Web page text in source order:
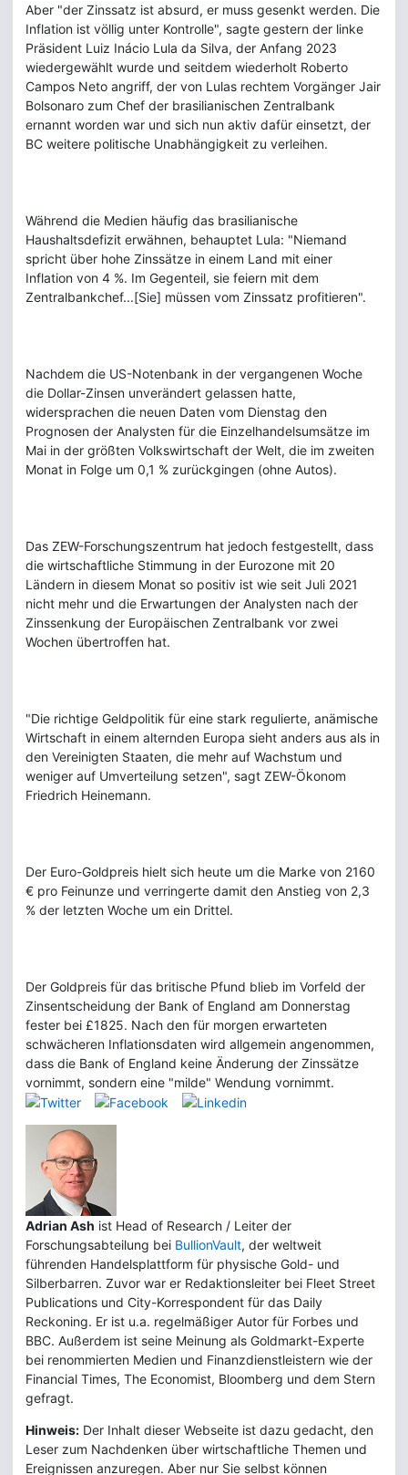
Aber "der Zinssatz ist absurd, er muss gesenkt werden. Die
Inflation ist völlig unter Kontrolle", sagte gestern der linke
Präsident Luiz Inácio Lula da Silva, der Anfang 2023
wiedergewählt wurde und seitdem wiederholt Roberto
Campos Neto angriff, der von Lulas rechtem Vorgänger Jair
Bolsonaro zum Chef der brasilianischen Zentralbank
ernannt worden war und sich nun aktiv dafür einsetzt, der
BC weitere politische Unabhängigkeit zu verleihen.
Während die Medien häufig das brasilianische
Haushaltsdefizit erwähnen, behauptet Lula: "Niemand
spricht über hohe Zinssätze in einem Land mit einer
Inflation von 4 %. Im Gegenteil, sie feiern mit dem
Zentralbankchef...[Sie] müssen vom Zinssatz profitieren".
Nachdem die US-Notenbank in der vergangenen Woche
die Dollar-Zinsen unverändert gelassen hatte,
widersprachen die neuen Daten vom Dienstag den
Prognosen der Analysten für die Einzelhandelsumsätze im
Mai in der größten Volkswirtschaft der Welt, die im zweiten
Monat in Folge um 0,1 % zurückgingen (ohne Autos).
Das ZEW-Forschungszentrum hat jedoch festgestellt, dass
die wirtschaftliche Stimmung in der Eurozone mit 20
Ländern in diesem Monat so positiv ist wie seit Juli 2021
nicht mehr und die Erwartungen der Analysten nach der
Zinssenkung der Europäischen Zentralbank vor zwei
Wochen übertroffen hat.
"Die richtige Geldpolitik für eine stark regulierte, anämische
Wirtschaft in einem alternden Europa sieht anders aus als in
den Vereinigten Staaten, die mehr auf Wachstum und
weniger auf Umverteilung setzen", sagt ZEW-Ökonom
Friedrich Heinemann.
Der Euro-Goldpreis hielt sich heute um die Marke von 2160
€ pro Feinunze und verringerte damit den Anstieg von 2,3
% der letzten Woche um ein Drittel.
Der Goldpreis für das britische Pfund blieb im Vorfeld der
Zinsentscheidung der Bank of England am Donnerstag
fester bei £1825. Nach den für morgen erwarteten
schwächeren Inflationsdaten wird allgemein angenommen,
dass die Bank of England keine Änderung der Zinssätze
vornimmt, sondern eine "milde" Wendung vornimmt.
Adrian Ash ist Head of Research / Leiter der
Forschungsabteilung bei BullionVault, der weltweit
führenden Handelsplattform für physische Gold- und
Silberbarren. Zuvor war er Redaktionsleiter bei Fleet Street
Publications und City-Korrespondent für das Daily
Reckoning. Er ist u.a. regelmäßiger Autor für Forbes und
BBC. Außerdem ist seine Meinung als Goldmarkt-Experte
bei renommierten Medien und Finanzdienstleistern wie der
Financial Times, The Economist, Bloomberg und dem Stern
gefragt.
Hinweis: Der Inhalt dieser Webseite ist dazu gedacht, den
Leser zum Nachdenken über wirtschaftliche Themen und
Ereignissen anzuregen. Aber nur Sie selbst können